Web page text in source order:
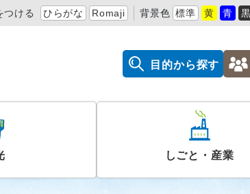
つける ひらがな Romaji 背景色 標準 黄 青 黒
目的から探す
しごと・産業